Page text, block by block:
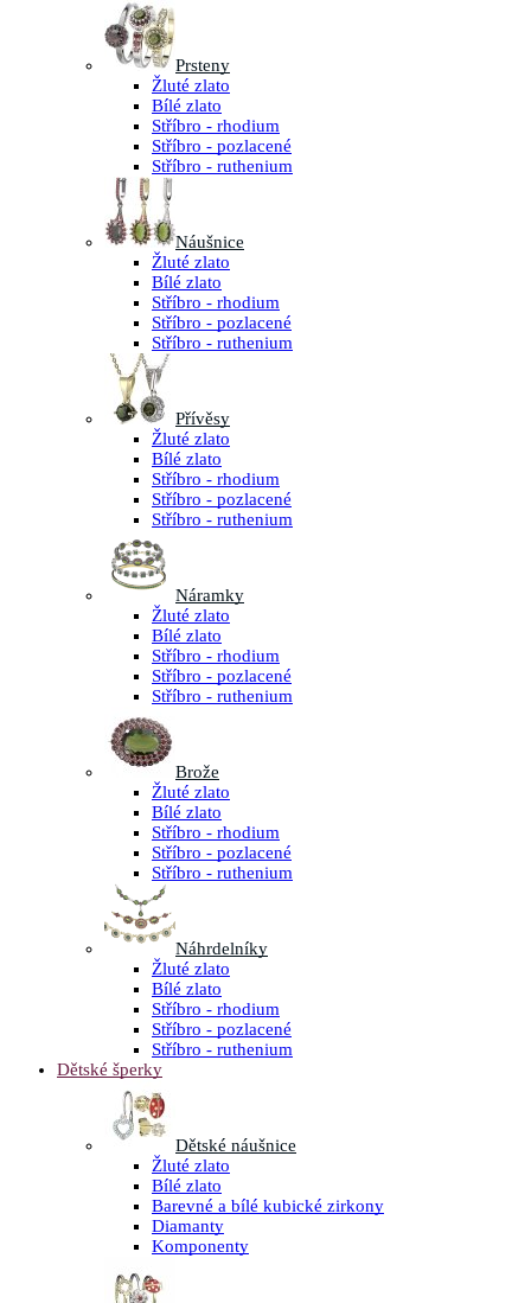
Prsteny
Žluté zlato
Bílé zlato
Stříbro - rhodium
Stříbro - pozlacené
Stříbro - ruthenium
Náušnice
Žluté zlato
Bílé zlato
Stříbro - rhodium
Stříbro - pozlacené
Stříbro - ruthenium
Přívěsy
Žluté zlato
Bílé zlato
Stříbro - rhodium
Stříbro - pozlacené
Stříbro - ruthenium
Náramky
Žluté zlato
Bílé zlato
Stříbro - rhodium
Stříbro - pozlacené
Stříbro - ruthenium
Brože
Žluté zlato
Bílé zlato
Stříbro - rhodium
Stříbro - pozlacené
Stříbro - ruthenium
Náhrdelníky
Žluté zlato
Bílé zlato
Stříbro - rhodium
Stříbro - pozlacené
Stříbro - ruthenium
Dětské šperky
Dětské náušnice
Žluté zlato
Bílé zlato
Barevné a bílé kubické zirkony
Diamanty
Komponenty